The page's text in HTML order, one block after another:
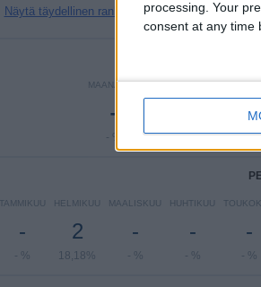
processing. Your
consent at any time
Näytä täydellinen ranking
MAANANTAI
-
- %
TIISTAI
9,09%
-
-
TAMMIKUU
-
- %
HELMIKUU
2
18,18%
MAALISKUU
-
- %
HUHTIKUU
-
- %
-
- %